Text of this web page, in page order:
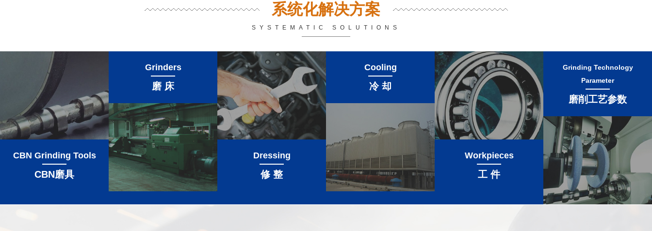
系统化解决方案
SYSTEMATIC SOLUTIONS
CBN Grinding Tools
CBN磨具
Grinders
磨 床
Dressing
修 整
Cooling
冷 却
Workpieces
工 件
Grinding Technology
Parameter
磨削工艺参数